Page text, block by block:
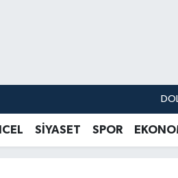
SİYASET SPOR